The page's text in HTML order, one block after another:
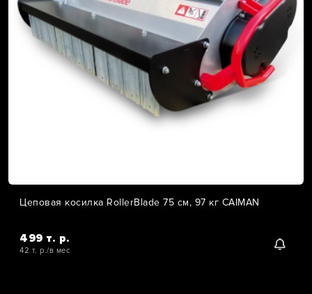
Цеповая косилка RollerBlade 75 см, 97 кг CAIMAN
499 т. р.
42 т. р./в мес